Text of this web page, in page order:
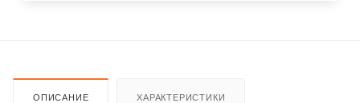
ОПИСАНИЕ ХАРАКТЕРИСТИКИ